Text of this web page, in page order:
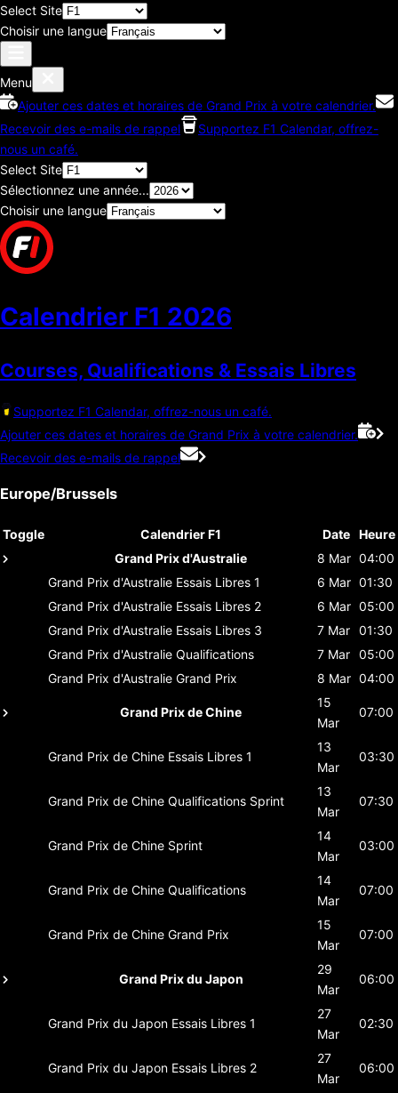
Select Site
Choisir une langue
Menu
Ajouter ces dates et horaires de Grand Prix à votre calendrier.
Recevoir des e-mails de rappel
Supportez F1 Calendar, offrez-
nous un café.
Select Site
Sélectionnez une année...
Choisir une langue
Calendrier F1 2026
Courses, Qualifications & Essais Libres
Supportez F1 Calendar, offrez-nous un café.
Ajouter ces dates et horaires de Grand Prix à votre calendrier.
Recevoir des e-mails de rappel
Europe/Brussels
Toggle Calendrier F1 Date Heure
Grand Prix d'Australie
8 Mar 04:00
Grand Prix d'Australie Essais Libres 1 6 Mar 01:30
Grand Prix d'Australie Essais Libres 2 6 Mar 05:00
Grand Prix d'Australie Essais Libres 3 7 Mar 01:30
Grand Prix d'Australie Qualifications 7 Mar 05:00
Grand Prix d'Australie Grand Prix 8 Mar 04:00
Grand Prix de Chine
15
Mar
07:00
Grand Prix de Chine Essais Libres 1
13
Mar
03:30
Grand Prix de Chine Qualifications Sprint
13
Mar
07:30
Grand Prix de Chine Sprint
14
Mar
03:00
Grand Prix de Chine Qualifications
14
Mar
07:00
Grand Prix de Chine Grand Prix
15
Mar
07:00
Grand Prix du Japon
29
Mar
06:00
Grand Prix du Japon Essais Libres 1
27
Mar
02:30
Grand Prix du Japon Essais Libres 2
27
Mar
06:00